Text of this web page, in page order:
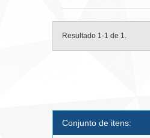
Resultado 1-1 de 1.
Conjunto de itens: